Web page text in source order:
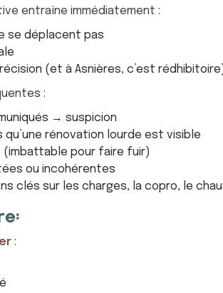
entraîne immédiatement :
se déplacent pas
(et à Asnières, c’est
:
→ suspicion
qu’une rénovation lourde est visible
pour faire fuir)
ou incohérentes
clés sur les charges, la copro, le
: